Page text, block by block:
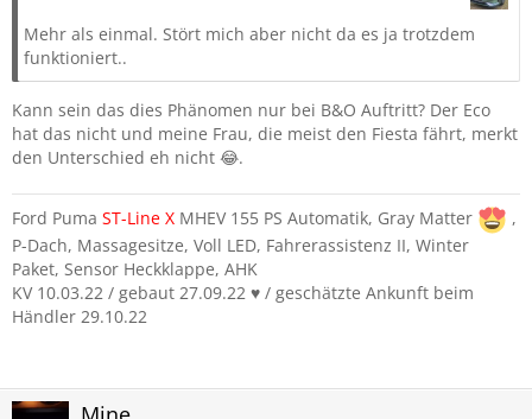
Mehr als einmal. Stört mich aber nicht da es ja trotzdem
funktioniert..
Kann sein das dies Phänomen nur bei B&O Auftritt? Der Eco
hat das nicht und meine Frau, die meist den Fiesta fährt, merkt
den Unterschied eh nicht 😂.
Ford Puma ST-Line X MHEV 155 PS Automatik, Gray Matter
,
P-Dach, Massagesitze, Voll LED, Fahrerassistenz II, Winter
Paket, Sensor Heckklappe, AHK
KV 10.03.22 / gebaut 27.09.22 ♥️ / geschätzte Ankunft beim
Händler 29.10.22